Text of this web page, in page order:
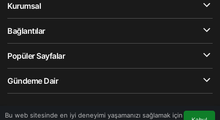
Bu web sitesinde en iyi deneyimi yaşamanızı sağlamak için
Kurumsal
Bağlantılar
Popüler Sayfalar
Gündeme Dair
© Telif Hakkı 2026, Tüm Hakları Saklıdır